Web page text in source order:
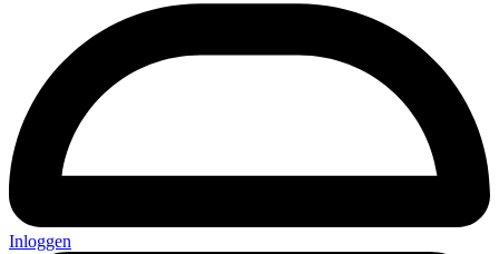
Inloggen